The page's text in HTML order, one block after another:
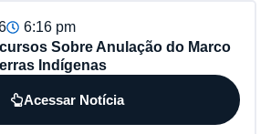
6:16 pm
Sobre Anulação do Marco
Indígenas
Acessar Notícia